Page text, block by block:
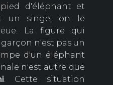
d'éléphant et
un singe, on le
La figure qui
n'est pas un
d'un éléphant
n'est autre que
. Cette situation